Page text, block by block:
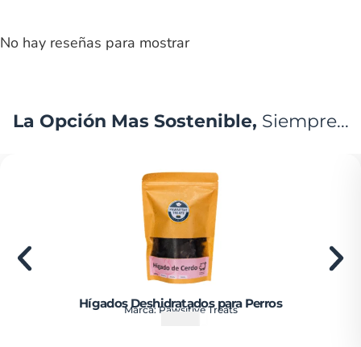
No hay reseñas para mostrar
La Opción Mas Sostenible, Siempre...
Hígados Deshidratados para Perros
Marca:Pawsitive Treats